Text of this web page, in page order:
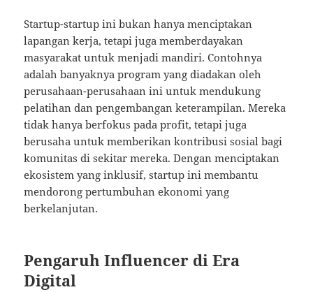
Startup-startup ini bukan hanya menciptakan
lapangan kerja, tetapi juga memberdayakan
masyarakat untuk menjadi mandiri. Contohnya
adalah banyaknya program yang diadakan oleh
perusahaan-perusahaan ini untuk mendukung
pelatihan dan pengembangan keterampilan. Mereka
tidak hanya berfokus pada profit, tetapi juga
berusaha untuk memberikan kontribusi sosial bagi
komunitas di sekitar mereka. Dengan menciptakan
ekosistem yang inklusif, startup ini membantu
mendorong pertumbuhan ekonomi yang
berkelanjutan.
Pengaruh Influencer di Era
Digital